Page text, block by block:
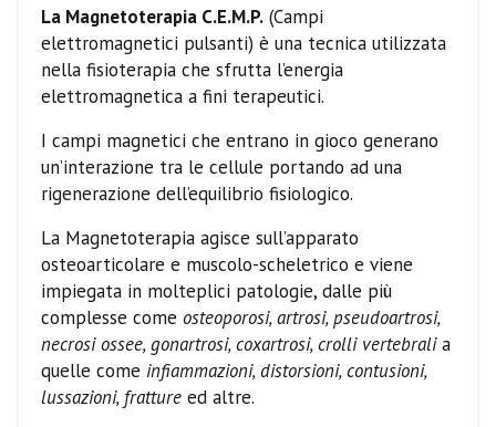
La Magnetoterapia C.E.M.P. (Campi
elettromagnetici pulsanti) è una tecnica utilizzata
nella fisioterapia che sfrutta l’energia
elettromagnetica a fini terapeutici.
I campi magnetici che entrano in gioco generano
un’interazione tra le cellule portando ad una
rigenerazione dell’equilibrio fisiologico.
La Magnetoterapia agisce sull’apparato
osteoarticolare e muscolo-scheletrico e viene
impiegata in molteplici patologie, dalle più
complesse come osteoporosi, artrosi, pseudoartrosi,
necrosi ossee, gonartrosi, coxartrosi, crolli vertebralia
quelle come infiammazioni, distorsioni, contusioni,
lussazioni, fratture ed altre.